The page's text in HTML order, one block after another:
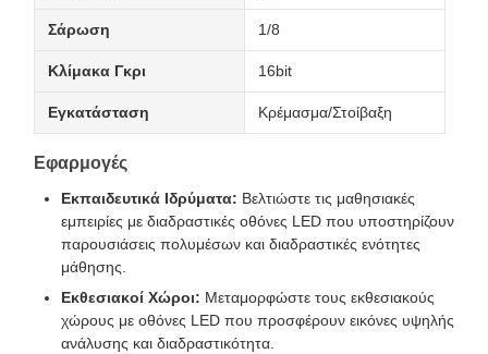
Σάρωση 1/8
Κλίμακα Γκρι 16bit
Εγκατάσταση Κρέμασμα/Στοίβαξη
Εφαρμογές
Εκπαιδευτικά Ιδρύματα: Βελτιώστε τις μαθησιακές
εμπειρίες με διαδραστικές οθόνες LED που υποστηρίζουν
παρουσιάσεις πολυμέσων και διαδραστικές ενότητες
μάθησης.
Εκθεσιακοί Χώροι: Μεταμορφώστε τους εκθεσιακούς
χώρους με οθόνες LED που προσφέρουν εικόνες υψηλής
ανάλυσης και διαδραστικότητα.